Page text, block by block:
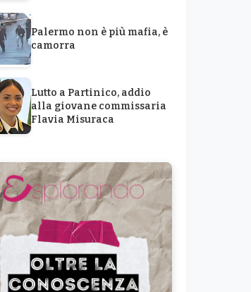
Palermo non è più mafia, è
camorra
Lutto a Partinico, addio
alla giovane commissaria
Flavia Misuraca